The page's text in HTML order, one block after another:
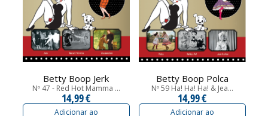
Betty Boop Jerk
Nº 47 - Red Hot Mamma ...
14,99 €
Adicionar ao
Betty Boop Polca
Nº 59 Ha! Ha! Ha! & Jea...
14,99 €
Adicionar ao